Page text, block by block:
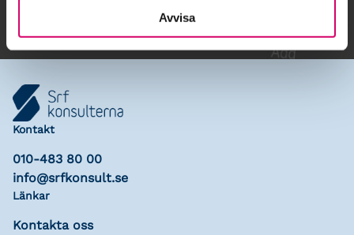
Avvisa
Kontakt
010-483 80 00
info@srfkonsult.se
Länkar
Kontakta oss